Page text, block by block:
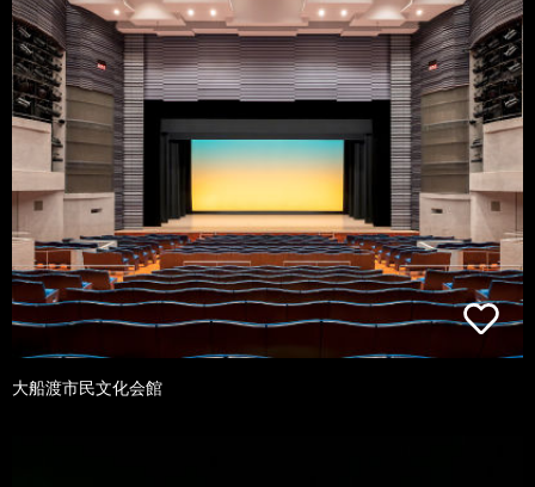
大船渡市民文化会館